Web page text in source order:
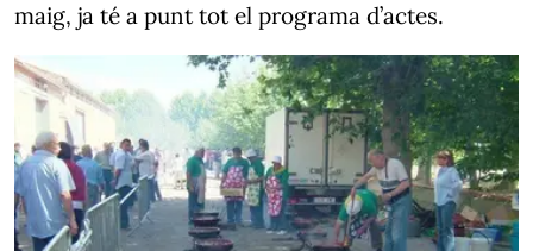
maig, ja té a punt tot el programa d’actes.